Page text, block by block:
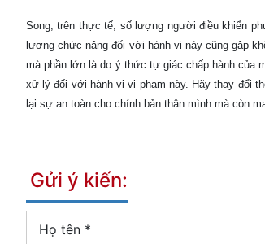
Song, trên thực tế, số lượng người điều khiển
lượng chức năng đối với hành vi này cũng gặp
mà phần lớn là do ý thức tự giác chấp hành của
xử lý đối với hành vi vi phạm này. Hãy thay đổi
lại sự an toàn cho chính bản thân mình mà còn
Gửi ý kiến:
Họ tên *